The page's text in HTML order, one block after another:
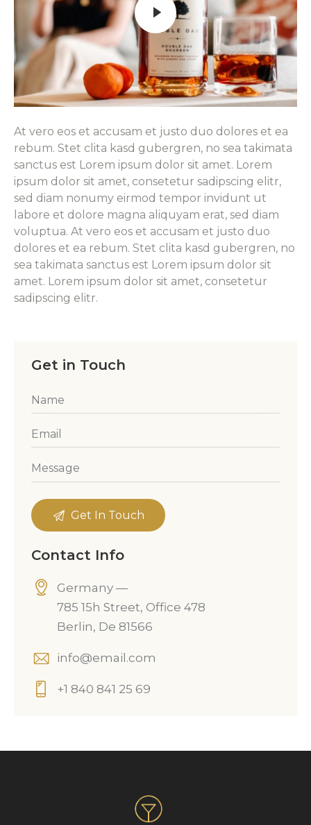
At vero eos et accusam et justo duo dolores et ea
rebum. Stet clita kasd gubergren, no sea takimata
sanctus est Lorem ipsum dolor sit amet. Lorem
ipsum dolor sit amet, consetetur sadipscing elitr,
sed diam nonumy eirmod tempor invidunt ut
labore et dolore magna aliquyam erat, sed diam
voluptua. At vero eos et accusam et justo duo
dolores et ea rebum. Stet clita kasd gubergren, no
sea takimata sanctus est Lorem ipsum dolor sit
amet. Lorem ipsum dolor sit amet, consetetur
sadipscing elitr.
Get in Touch
Contact Info
Germany —
785 15h Street, Office 478
Berlin, De 81566
info@email.com
+1 840 841 25 69